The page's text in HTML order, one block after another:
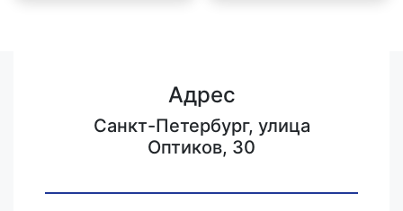
Адрес
Санкт-Петербург, улица
Оптиков, 30